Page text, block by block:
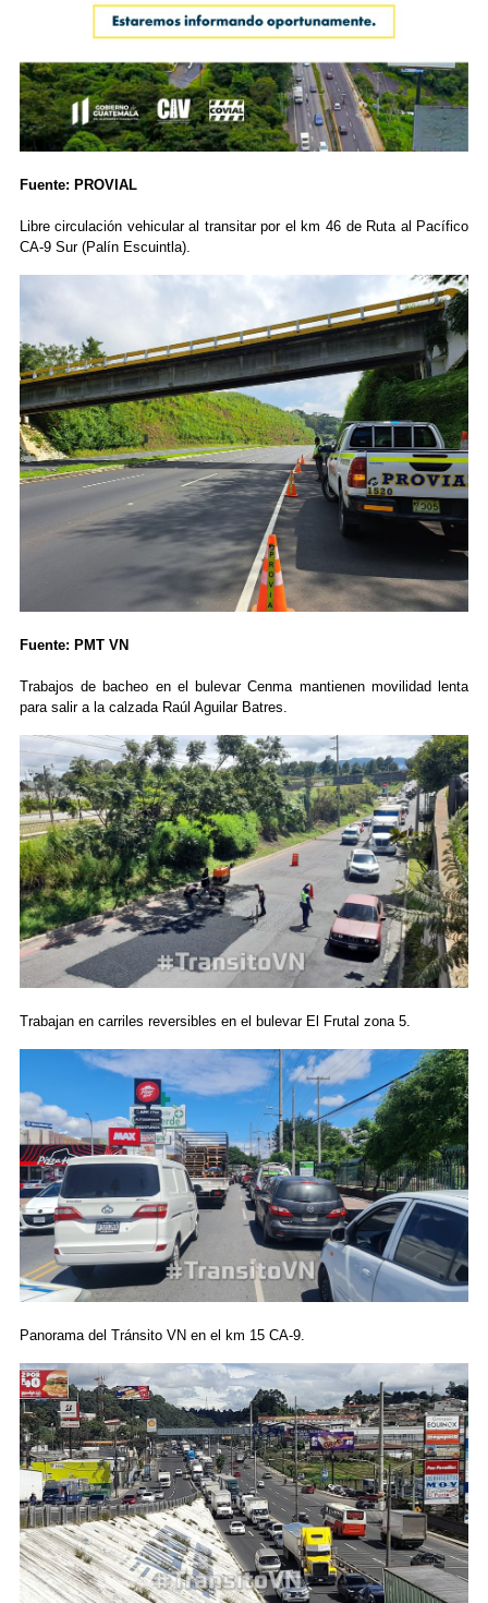
Fuente: PROVIAL
Libre circulación vehicular al transitar por el km 46 de Ruta al Pacífico
CA-9 Sur (Palín Escuintla).
Fuente: PMT VN
Trabajos de bacheo en el bulevar Cenma mantienen movilidad lenta
para salir a la calzada Raúl Aguilar Batres.
Trabajan en carriles reversibles en el bulevar El Frutal zona 5.
Panorama del Tránsito VN en el km 15 CA-9.